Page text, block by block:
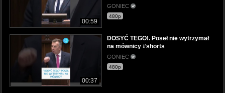
00:59
GONIEC
480p
00:37
DOSYĆ TEGO!. Poseł nie wytrzymał
na mównicy #shorts
GONIEC
480p